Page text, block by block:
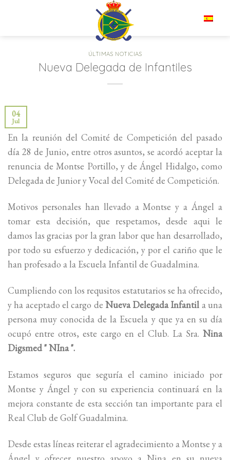
ÚLTIMAS NOTICIAS
Nueva Delegada de Infantiles
04
Jul
En la reunión del Comité de Competición del pasado
día 28 de Junio, entre otros asuntos, se acordó aceptar la
renuncia de Montse Portillo, y de Ángel Hidalgo, como
Delegada de Junior y Vocal del Comité de Competición.
Motivos personales han llevado a Montse y a Ángel a
tomar esta decisión, que respetamos, desde aqui le
damos las gracias por la gran labor que han desarrollado,
por todo su esfuerzo y dedicación, y por el cariño que le
han profesado a la Escuela Infantil de Guadalmina.
Cumpliendo con los requsitos estatutarios se ha ofrecido,
y ha aceptado el cargo de Nueva Delegada Infantil a una
persona muy conocida de la Escuela y que ya en su día
ocupó entre otros, este cargo en el Club. La Sra. Nina
Digsmed " NIna ".
Estamos seguros que seguría el camino iniciado por
Montse y Ángel y con su experiencia continuará en la
mejora constante de esta sección tan importante para el
Real Club de Golf Guadalmina.
Desde estas líneas reiterar el agradecimiento a Montse y a